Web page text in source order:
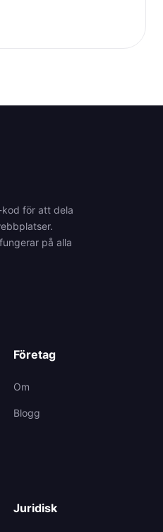
kod för att dela
på alla
Företag
Om
Blogg
Juridisk